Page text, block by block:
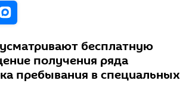
бесплатную
получения ряда
пребывания в специальных